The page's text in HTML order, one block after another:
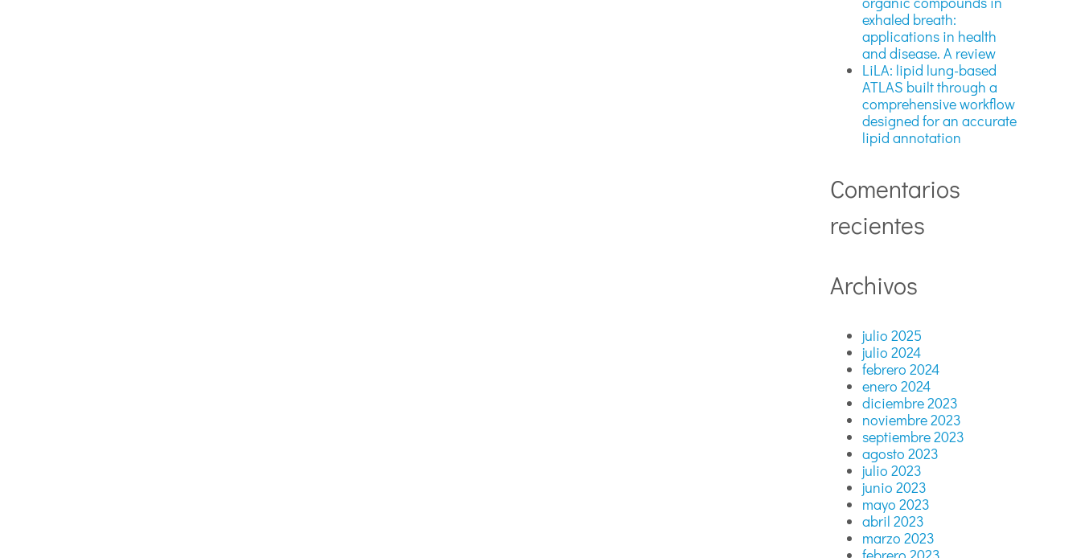
exhaled breath:
applications in health
and disease. A review
LiLA: lipid lung-based
ATLAS built through a
comprehensive workflow
designed for an accurate
lipid annotation
Comentarios
recientes
Archivos
julio 2025
julio 2024
febrero 2024
enero 2024
diciembre 2023
noviembre 2023
septiembre 2023
agosto 2023
julio 2023
junio 2023
mayo 2023
abril 2023
marzo 2023